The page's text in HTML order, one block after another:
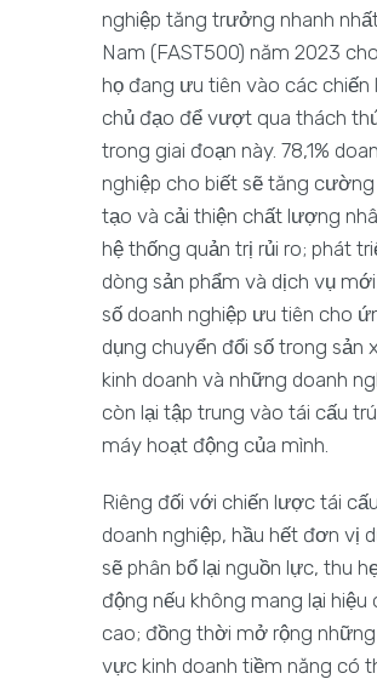
nghiệp tăng trưởng nhanh
Nam (FAST500) năm 2023
họ đang ưu tiên vào các
chủ đạo để vượt qua thách
trong giai đoạn này. 78,1%
nghiệp cho biết sẽ tăng
tạo và cải thiện chất lượng
hệ thống quản trị rủi ro; phát
dòng sản phẩm và dịch vụ
số doanh nghiệp ưu tiên cho
dụng chuyển đổi số trong sản
kinh doanh và những doanh
còn lại tập trung vào tái cấu
máy hoạt động của mình.
Riêng đối với chiến lược tái
doanh nghiệp, hầu hết đơn vị
sẽ phân bổ lại nguồn lực, thu
động nếu không mang lại hiệu
cao; đồng thời mở rộng
vực kinh doanh tiềm năng có